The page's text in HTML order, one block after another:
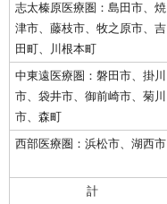
志太榛原医療圏：島田市、焼
津市、藤枝市、牧之原市、吉
田町、川根本町
中東遠医療圏：磐田市、掛川
市、袋井市、御前崎市、菊川
市、森町
西部医療圏：浜松市、湖西市
計